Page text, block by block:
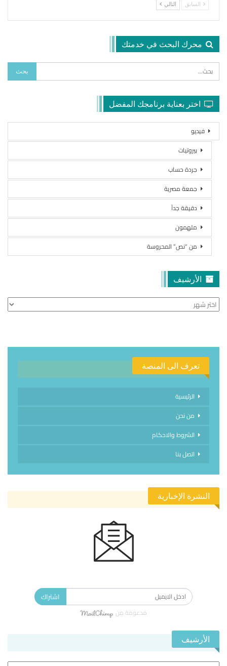
السابق التالي
محرك البحث في خدمتك
اختر بعناية برنامجك المفضل
فيديو
بيروتيات
جردة حساب
جمعة مصرية
دقيقة جداً
ملهمون
من “نص” المحروسة
الأرشيف
الأرشيف
تعرف الى المنصة
الرئيسية
من نحن
الشروط والاحكام
اتصل بنا
النشرة الإخبارية
اشتراك
مدعومة من
الأرشيف